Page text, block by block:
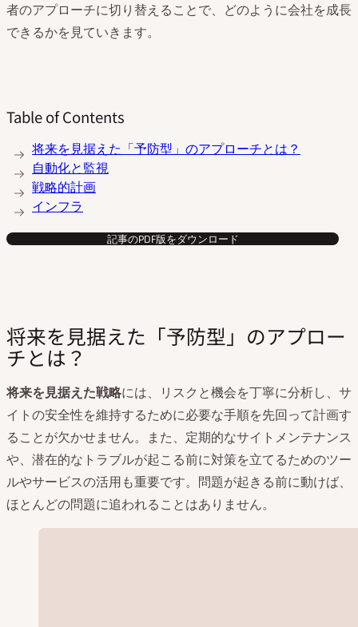
者のアプローチに切り替えることで、どのように会社を成長
できるかを見ていきます。
Table of Contents
将来を見据えた「予防型」のアプローチとは？
自動化と監視
戦略的計画
インフラ
記事のPDF版をダウンロード
将来を見据えた「予防型」のアプロー
チとは？
将来を見据えた戦略には、リスクと機会を丁寧に分析し、サ
イトの安全性を維持するために必要な手順を先回って計画す
ることが欠かせません。また、定期的なサイトメンテナンス
や、潜在的なトラブルが起こる前に対策を立てるためのツー
ルやサービスの活用も重要です。問題が起きる前に動けば、
ほとんどの問題に追われることはありません。